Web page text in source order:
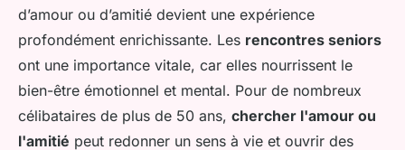
d’amour ou d’amitié devient une expérience
profondément enrichissante. Les rencontres seniors
ont une importance vitale, car elles nourrissent le
bien-être émotionnel et mental. Pour de nombreux
célibataires de plus de 50 ans, chercher l'amour ou
l'amitié peut redonner un sens à vie et ouvrir des